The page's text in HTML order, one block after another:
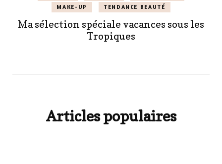
MAKE-UP
TENDANCE BEAUTÉ
Ma sélection spéciale vacances sous les
Tropiques
Articles populaires